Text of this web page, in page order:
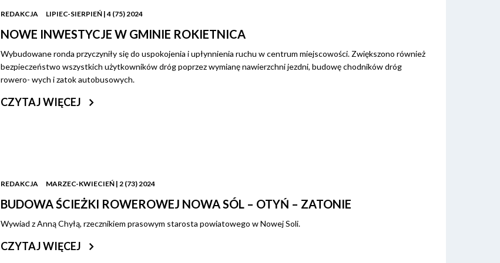
REDAKCJA LIPIEC-SIERPIEŃ | 4 (75) 2024
NOWE INWESTYCJE W GMINIE ROKIETNICA
Wybudowane ronda przyczyniły się do uspokojenia i upłynnienia ruchu w centrum miejscowości. Zwiększono również
bezpieczeństwo wszystkich użytkowników dróg poprzez wymianę nawierzchni jezdni, budowę chodników dróg
rowero- wych i zatok autobusowych.
CZYTAJ WIĘCEJ
REDAKCJA MARZEC-KWIECIEŃ | 2 (73) 2024
BUDOWA ŚCIEŻKI ROWEROWEJ NOWA SÓL – OTYŃ – ZATONIE
Wywiad z Anną Chyłą, rzecznikiem prasowym starosta powiatowego w Nowej Soli.
CZYTAJ WIĘCEJ